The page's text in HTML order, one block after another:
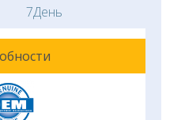
7День